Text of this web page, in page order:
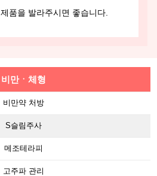
품을 발라주시면 좋습니다.
비만ㆍ체형
비만약 처방
S슬림주사
메조테라피
고주파 관리